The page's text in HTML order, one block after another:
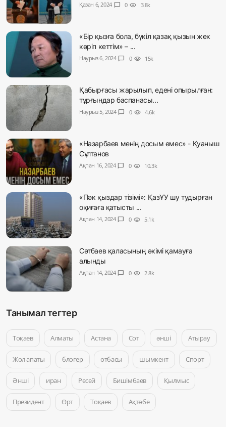
Қазан 6, 2024 chat_bubble 0 visibility 3.8k
«Бір қызға бола, бүкіл қазақ қызын жек
көріп кеттім» – ...
Наурыз 6, 2024 chat_bubble 0 visibility 15k
Қабырғасы жарылып, едені опырылған:
тұрғындар баспанасы...
Наурыз 5, 2024 chat_bubble 0 visibility 4.6k
«Назарбаев менің досым емес» - Қуаныш
Сұлтанов
Ақпан 16, 2024 chat_bubble 0 visibility 10.3k
«Пәк қыздар тізімі»: ҚазҰУ шу тудырған
оқиғаға қатысты ...
Ақпан 14, 2024 chat_bubble 0 visibility 5.1k
Сәтбаев қаласының әкімі қамауға
алынды
Ақпан 14, 2024 chat_bubble 0 visibility 2.8k
Танымал тегтер
Тоқаев Алматы Астана Сот әнші Атырау
Жол апаты блогер отбасы шымкент Спорт
Әнші иран Ресей Бишімбаев Қылмыс
Президент Өрт Тоқаев Ақтөбе